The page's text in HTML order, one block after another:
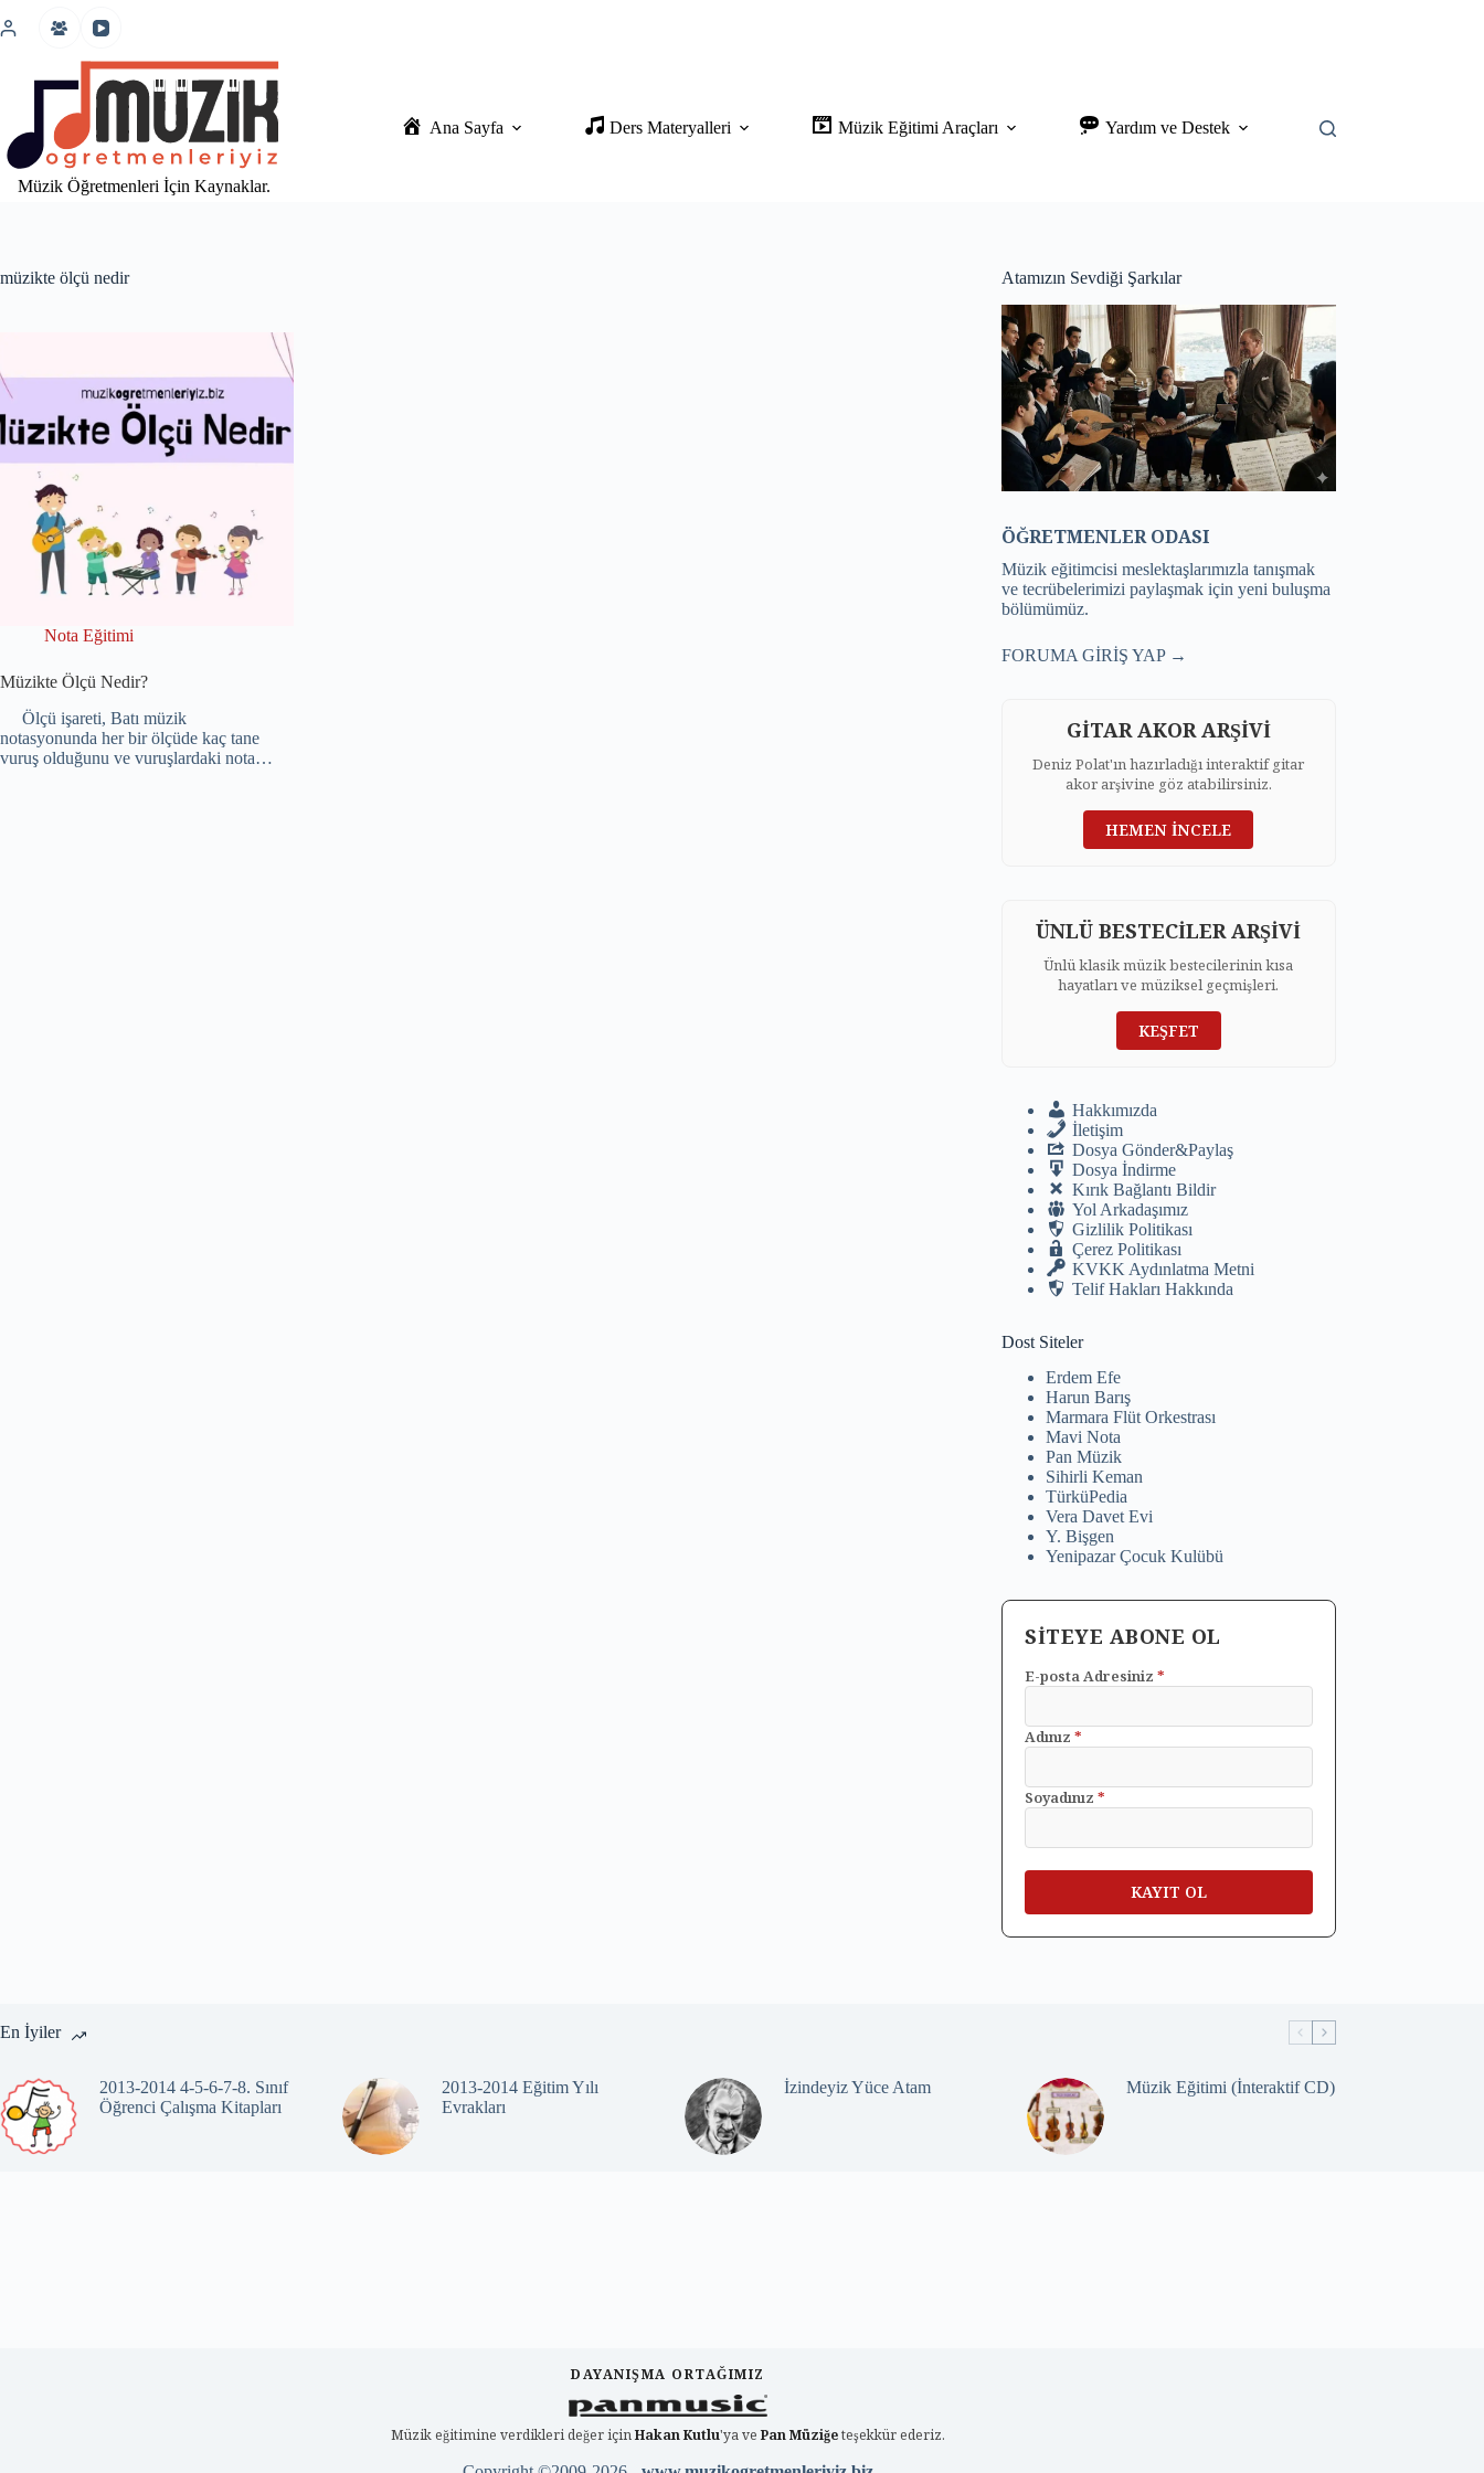
atla
Müzik Öğretmenleri İçin Kaynaklar.
Ana Sayfa Ders Materyalleri Müzik Eğitimi Araçları Yardım ve Destek
müzikte ölçü nedir
Nota Eğitimi
Müzikte Ölçü Nedir?
Ölçü işareti, Batı müzik
notasyonunda her bir ölçüde kaç tane
vuruş olduğunu ve vuruşlardaki nota…
Atamızın Sevdiği Şarkılar
ÖĞRETMENLER ODASI
Müzik eğitimcisi meslektaşlarımızla tanışmak
ve tecrübelerimizi paylaşmak için yeni buluşma
bölümümüz.
FORUMA GİRİŞ YAP →
GİTAR AKOR ARŞİVİ
Deniz Polat'ın hazırladığı interaktif gitar
akor arşivine göz atabilirsiniz.
HEMEN İNCELE
ÜNLÜ BESTECİLER ARŞİVİ
Ünlü klasik müzik bestecilerinin kısa
hayatları ve müziksel geçmişleri.
KEŞFET
Hakkımızda
İletişim
Dosya Gönder&Paylaş
Dosya İndirme
Kırık Bağlantı Bildir
Yol Arkadaşımız
Gizlilik Politikası
Çerez Politikası
KVKK Aydınlatma Metni
Telif Hakları Hakkında
Dost Siteler
Erdem Efe
Harun Barış
Marmara Flüt Orkestrası
Mavi Nota
Pan Müzik
Sihirli Keman
TürküPedia
Vera Davet Evi
Y. Bişgen
Yenipazar Çocuk Kulübü
SİTEYE ABONE OL
E-posta Adresiniz*
Adınız*
Soyadınız*
En İyiler
2013-2014 4-5-6-7-8. Sınıf
Öğrenci Çalışma Kitapları
2013-2014 Eğitim Yılı
Evrakları
İzindeyiz Yüce Atam Müzik Eğitimi (İnteraktif CD)
DAYANIŞMA ORTAĞIMIZ
Müzik eğitimine verdikleri değer içinHakan Kutlu'ya ve Pan Müziğeteşekkür ederiz.